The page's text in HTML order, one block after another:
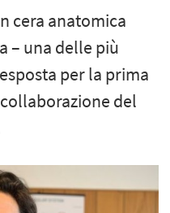
cera anatomica
– una delle più
per la prima
del